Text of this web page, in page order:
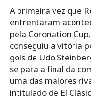
A primeira vez que
enfrentaram
pela Coronation
conseguiu a vitória
gols de Udo
se para a final da
uma das maiores
intitulado de El